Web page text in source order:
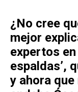
¿No cree
mejor
expertos
espaldas’,
y ahora